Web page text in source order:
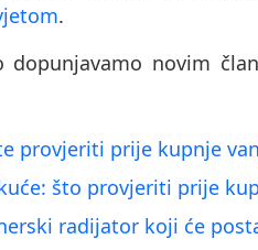
.
dopunjavamo novim
provjeriti prije kupnje
što provjeriti prije
radijator koji će